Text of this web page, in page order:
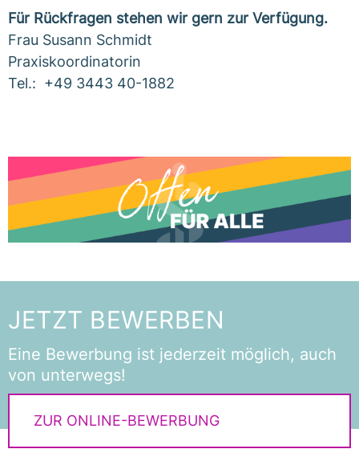
Für Rückfragen stehen wir gern zur Verfügung.
Frau Susann Schmidt
Praxiskoordinatorin
Tel.: +49 3443 40-1882
JETZT BEWERBEN
Eine Bewerbung ist jederzeit möglich, auch
von unterwegs!
ZUR ONLINE-BEWERBUNG